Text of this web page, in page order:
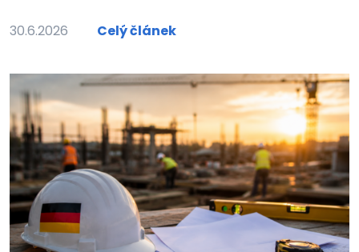
30.6.2026 Celý článek